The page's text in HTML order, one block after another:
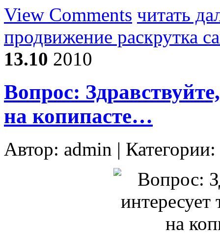
View Comments читать
продвижение раскрутка
13.10 2010
Вопрос:
на копипасте…
Автор: admin | Категории: